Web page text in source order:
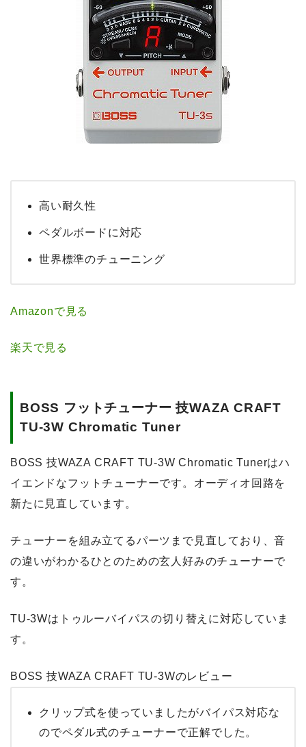
高い耐久性
ペダルボードに対応
世界標準のチューニング
Amazonで見る
楽天で見る
BOSS フットチューナー 技WAZA CRAFT
TU-3W Chromatic Tuner
BOSS 技WAZA CRAFT TU-3W Chromatic Tunerはハ
イエンドなフットチューナーです。オーディオ回路を
新たに見直しています。
チューナーを組み立てるパーツまで見直しており、音
の違いがわかるひとのための玄人好みのチューナーで
す。
TU-3Wはトゥルーバイパスの切り替えに対応していま
す。
BOSS 技WAZA CRAFT TU-3Wのレビュー
クリップ式を使っていましたがバイパス対応な
のでペダル式のチューナーで正解でした。